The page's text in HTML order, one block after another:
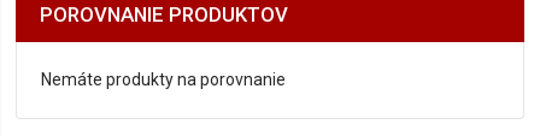
POROVNANIE PRODUKTOV
Nemáte produkty na porovnanie